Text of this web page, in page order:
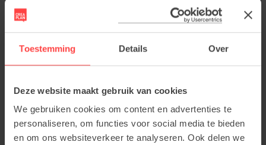
Toestemming Details Over
Deze website maakt gebruik van cookies
We gebruiken cookies om content en advertenties te
personaliseren, om functies voor social media te bieden
en om ons websiteverkeer te analyseren. Ook delen we